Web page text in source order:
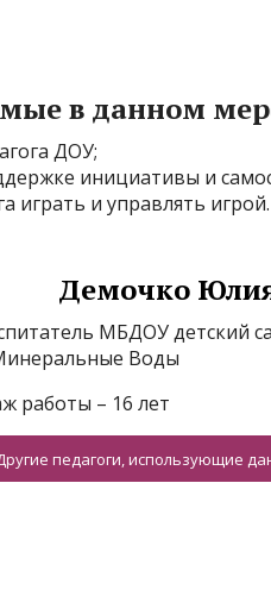
в данном
ДОУ;
инициативы и
играть и управлять игрой.
Демочко
МБДОУ детский
Воды
работы – 16 лет
педагоги, использующие